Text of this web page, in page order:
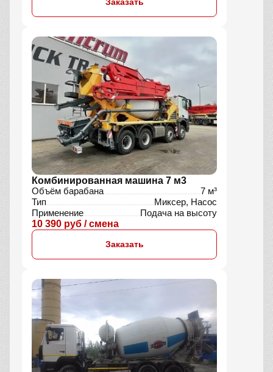
Комбинированная машина 7 м3
Объём барабана
7 м³
Тип
Миксер, Насос
Применение
Подача на высоту
10 390 руб / смена
Заказать